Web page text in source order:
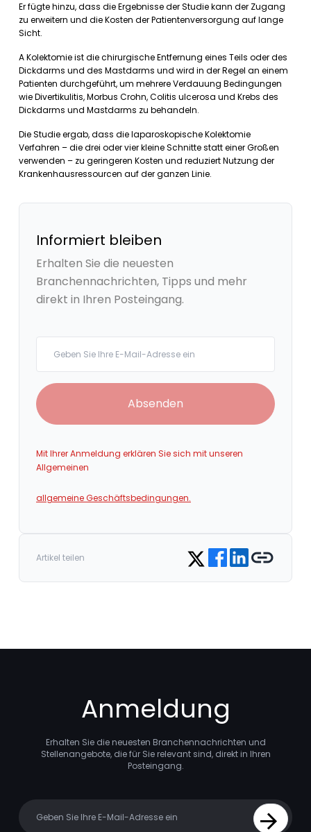
Er fügte hinzu, dass die Ergebnisse der Studie kann der Zugang
zu erweitern und die Kosten der Patientenversorgung auf lange
Sicht.
A Kolektomie ist die chirurgische Entfernung eines Teils oder des
Dickdarms und des Mastdarms und wird in der Regel an einem
Patienten durchgeführt, um mehrere Verdauung Bedingungen
wie Divertikulitis, Morbus Crohn, Colitis ulcerosa und Krebs des
Dickdarms und Mastdarms zu behandeln.
Die Studie ergab, dass die laparoskopische Kolektomie
Verfahren – die drei oder vier kleine Schnitte statt einer Großen
verwenden – zu geringeren Kosten und reduziert Nutzung der
Krankenhausressourcen auf der ganzen Linie.
Informiert bleiben
Erhalten Sie die neuesten
Branchennachrichten, Tipps und mehr
direkt in Ihren Posteingang.
Absenden
Mit Ihrer Anmeldung erklären Sie sich mit unseren
Allgemeinen
allgemeine Geschäftsbedingungen.
Artikel teilen Share on Twitter
Share on Facebook
Share on LinkedIn
Copy link
Anmeldung
Erhalten Sie die neuesten Branchennachrichten und
Stellenangebote, die für Sie relevant sind, direkt in Ihren
Posteingang.
Sign Up